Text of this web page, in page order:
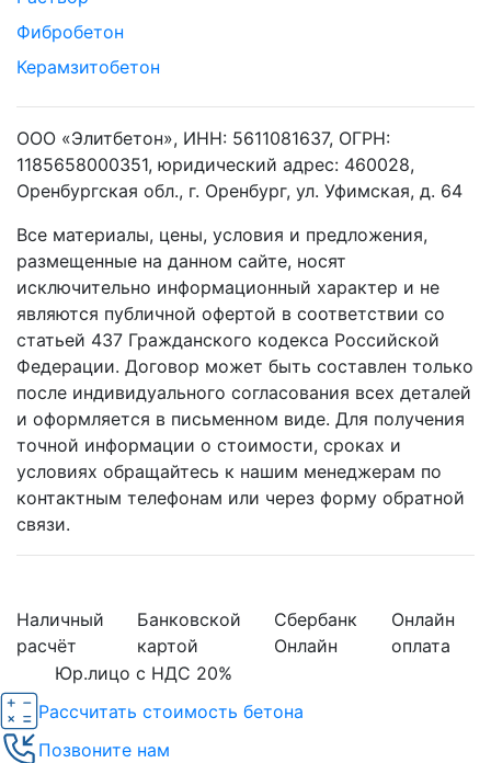
Фибробетон
Керамзитобетон
ООО «Элитбетон», ИНН: 5611081637, ОГРН:
1185658000351, юридический адрес: 460028,
Оренбургская обл., г. Оренбург, ул. Уфимская, д. 64
Все материалы, цены, условия и предложения,
размещенные на данном сайте, носят
исключительно информационный характер и не
являются публичной офертой в соответствии со
статьей 437 Гражданского кодекса Российской
Федерации. Договор может быть составлен только
после индивидуального согласования всех деталей
и оформляется в письменном виде. Для получения
точной информации о стоимости, сроках и
условиях обращайтесь к нашим менеджерам по
контактным телефонам или через форму обратной
связи.
Наличный
расчёт
Банковской
картой
Сбербанк
Онлайн
Онлайн
оплата
Юр.лицо с НДС 20%
Рассчитать стоимость бетона
Позвоните нам